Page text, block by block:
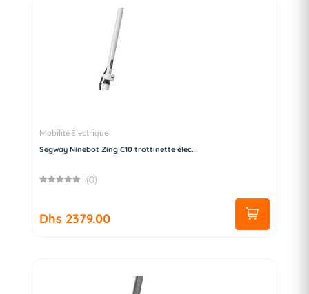
Mobilité Électrique
Segway Ninebot Zing C10 trottinette élec...
(0)
Dhs 2379.00